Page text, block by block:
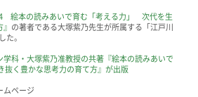
4 絵本の読みあいで育む「考える力」 次代を生
の著者である大塚紫乃先生が所属する「江戸川
た。
学科・大塚紫乃准教授の共著『絵本の読みあいで
抜く豊かな思考力の育て方』が出版
ページ